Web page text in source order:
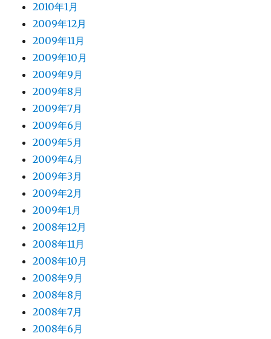
2010年1月
2009年12月
2009年11月
2009年10月
2009年9月
2009年8月
2009年7月
2009年6月
2009年5月
2009年4月
2009年3月
2009年2月
2009年1月
2008年12月
2008年11月
2008年10月
2008年9月
2008年8月
2008年7月
2008年6月